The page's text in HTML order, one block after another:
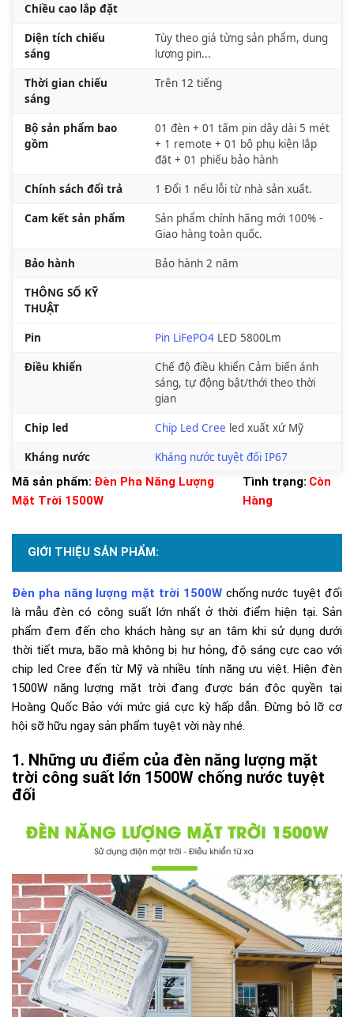
Chiều cao lắp đặt
Diện tích chiếu
sáng
Tùy theo giá từng sản phẩm, dung
lượng pin...
Thời gian chiếu
sáng
Trên 12 tiếng
Bộ sản phẩm bao
gồm
01 đèn + 01 tấm pin dây dài 5 mét
+ 1 remote + 01 bộ phụ kiện lắp
đặt + 01 phiếu bảo hành
Chính sách đổi trả 1 Đổi 1 nếu lỗi từ nhà sản xuất.
Cam kết sản phẩm
Sản phẩm chính hãng mới 100% -
Giao hàng toàn quốc.
Bảo hành Bảo hành 2 năm
THÔNG SỐ KỸ
THUẬT
Pin Pin LiFePO4 LED 5800Lm
Điều khiển Chế độ điều khiển Cảm biến ánh
sáng, tự động bật/thới theo thời
gian
Chip led Chip Led Cree led xuất xứ Mỹ
Kháng nước
Kháng nước tuyệt đối IP67
Mã sản phẩm: Đèn Pha Năng Lượng
Mặt Trời 1500W
Tình trạng: Còn
Hàng
GIỚI THIỆU SẢN PHẨM:
Đèn pha năng lượng mặt trời 1500Wchống nước tuyệt đối
là mẫu đèn có công suất lớn nhất ở thời điểm hiện tại. Sản
phẩm đem đến cho khách hàng sự an tâm khi sử dụng dưới
thời tiết mưa, bão mà không bị hư hỏng, độ sáng cực cao với
chip led Cree đến từ Mỹ và nhiều tính năng ưu việt. Hiện đèn
1500W năng lượng mặt trời đang được bán độc quyền tại
Hoàng Quốc Bảo với mức giá cực kỳ hấp dẫn. Đừng bỏ lỡ cơ
hội sỡ hữu ngay sản phẩm tuyệt vời này nhé.
Những ưu điểm của đèn năng lượng mặt
trời công suất lớn 1500W chống nước tuyệt
đối